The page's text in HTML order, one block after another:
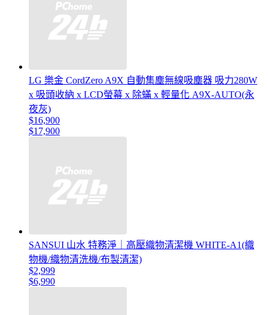
LG 樂金 CordZero A9X 自動集塵無線吸塵器 吸力280W
x 吸頭收納 x LCD螢幕 x 除蟎 x 輕量化 A9X-AUTO(永
夜灰)
$16,900
$17,900
SANSUI 山水 特務淨｜高壓織物清潔機 WHITE-A1(織
物機/織物清洗機/布製清潔)
$2,999
$6,990